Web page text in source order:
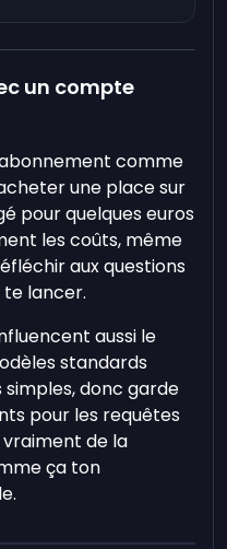
un compte
comme
une place sur
pour quelques euros
les coûts, même
aux questions
lancer.
aussi le
standards
donc garde
pour les requêtes
de la
ça ton